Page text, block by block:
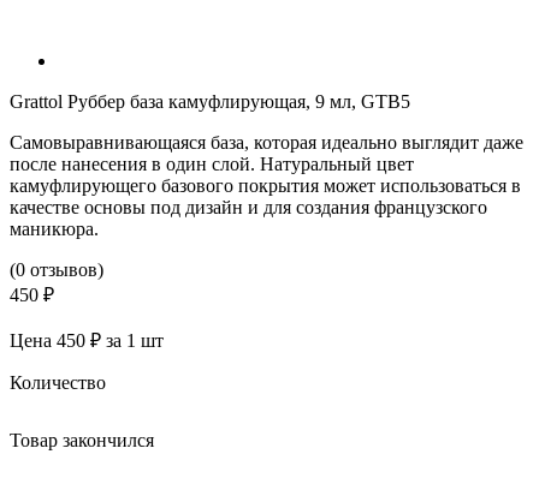
Grattol Руббер база камуфлирующая, 9 мл, GTB5
Самовыравнивающаяся база, которая идеально выглядит даже
после нанесения в один слой. Натуральный цвет
камуфлирующего базового покрытия может использоваться в
качестве основы под дизайн и для создания французского
маникюра.
(0 отзывов)
450 ₽
Цена 450 ₽ за 1 шт
Количество
Товар закончился